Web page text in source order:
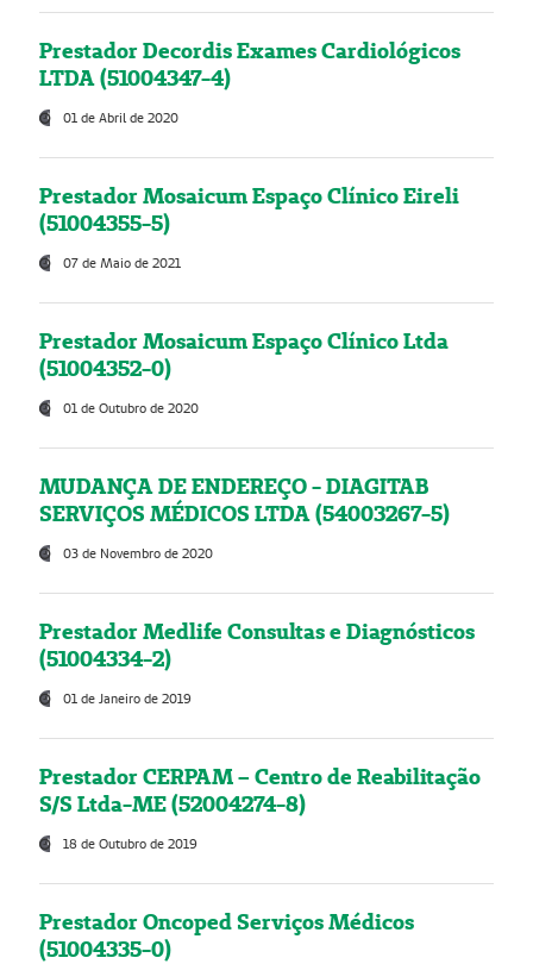
Prestador Decordis Exames Cardiológicos
LTDA (51004347-4)
01 de Abril de 2020
Prestador Mosaicum Espaço Clínico Eireli
(51004355-5)
07 de Maio de 2021
Prestador Mosaicum Espaço Clínico Ltda
(51004352-0)
01 de Outubro de 2020
MUDANÇA DE ENDEREÇO - DIAGITAB
SERVIÇOS MÉDICOS LTDA (54003267-5)
03 de Novembro de 2020
Prestador Medlife Consultas e Diagnósticos
(51004334-2)
01 de Janeiro de 2019
Prestador CERPAM – Centro de Reabilitação
S/S Ltda-ME (52004274-8)
18 de Outubro de 2019
Prestador Oncoped Serviços Médicos
(51004335-0)